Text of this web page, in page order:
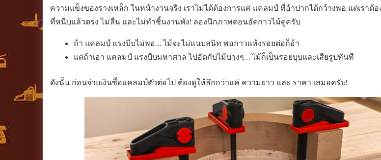
ความแข็งของรางเหล็ก ในหน้างานจริง เราไม่ได้ต้องการแค่ แคลมป์ ที่อ้าปากได้กว้างพอ แต่เราต้อ
ที่หนีบแล้วตรง ไม่ลื่น และไม่ทำชิ้นงานพัง! ลองนึกภาพตอนอัดกาวไม้ดูครับ
ถ้า แคลมป์ แรงบีบไม่พอ… ไม้จะไม่แนบสนิท พอกาวแห้งรอยต่อก็อ้า
แต่ถ้าเอา แคลมป์ แรงบีบมหาศาล ไปอัดกับไม้บางๆ… ไม้ก็เป็นรอยบุบและเสียรูปทันที
ดังนั้น ก่อนจ่ายเงินซื้อแคลมป์ตัวต่อไป ต้องดูให้ลึกกว่าแค่ ความยาว และ ราคา เสมอครับ!